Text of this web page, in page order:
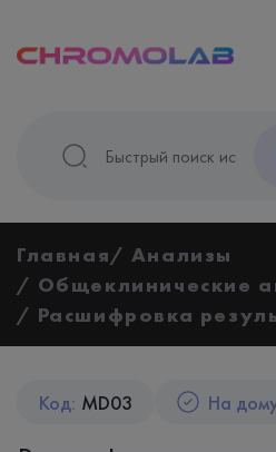
Главная
Анализы
Общеклинические
Расшифровка
Код: MD03 На